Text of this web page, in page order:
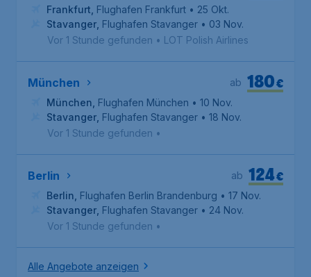
Frankfurt Flughafen Frankfurt • 25 Okt.
Stavanger Flughafen Stavanger • 03 Nov.
Vor 1 Stunde gefunden • LOT Polish Airlines
München €
180
ab
München Flughafen München • 10 Nov.
Stavanger Flughafen Stavanger • 18 Nov.
Vor 1 Stunde gefunden •
Berlin €
124
ab
Berlin Flughafen Berlin Brandenburg • 17 Nov.
Stavanger Flughafen Stavanger • 24 Nov.
Vor 1 Stunde gefunden •
Alle Angebote anzeigen